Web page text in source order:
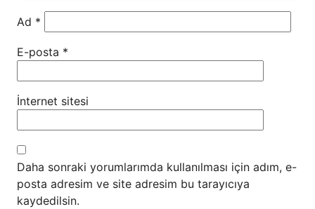
Ad *
E-posta *
İnternet sitesi
Daha sonraki yorumlarımda kullanılması için adım, e-
posta adresim ve site adresim bu tarayıcıya
kaydedilsin.